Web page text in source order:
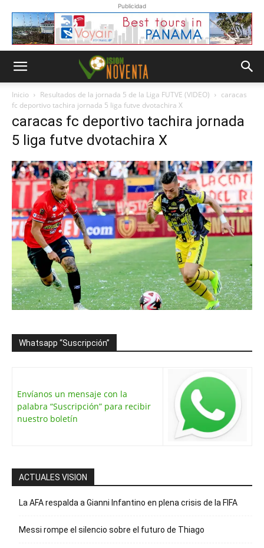
Publicidad
Inicio Resultados de la jornada 5 de la Liga FUTVE (VIDEO)
caracas
fc deportivo tachira jornada 5 liga futve dvotachira X
caracas fc deportivo tachira jornada
5 liga futve dvotachira X
Whatsapp “Suscripción”
Envíanos un mensaje con la
palabra “Suscripción” para recibir
nuestro boletín
ACTUALES VISION
La AFA respalda a Gianni Infantino en plena crisis de la FIFA
Messi rompe el silencio sobre el futuro de Thiago